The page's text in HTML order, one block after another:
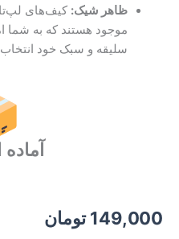
ظاهر شیک: کیف‌های
موجود هستند که به شما
سلیقه و سبک خود انتخاب
149,000 تومان